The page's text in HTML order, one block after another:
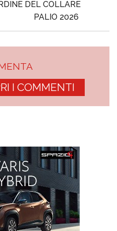
DEL COLLARE
PALIO 2026
I COMMENTI